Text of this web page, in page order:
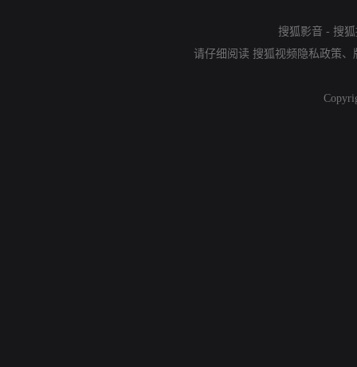
搜狐影音 - 搜
请仔细阅读 搜狐视频隐私政策、